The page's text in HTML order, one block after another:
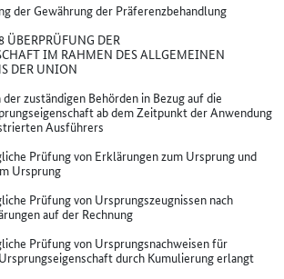
der Gewährung der Präferenzbehandlung
ÜBERPRÜFUNG DER
IM RAHMEN DES ALLGEMEINEN
DER UNION
zuständigen Behörden in Bezug auf die
ab dem Zeitpunkt der Anwendung
Ausführers
Prüfung von Erklärungen zum Ursprung und
Ursprung
Prüfung von Ursprungszeugnissen nach
auf der Rechnung
Prüfung von Ursprungsnachweisen für
durch Kumulierung erlangt